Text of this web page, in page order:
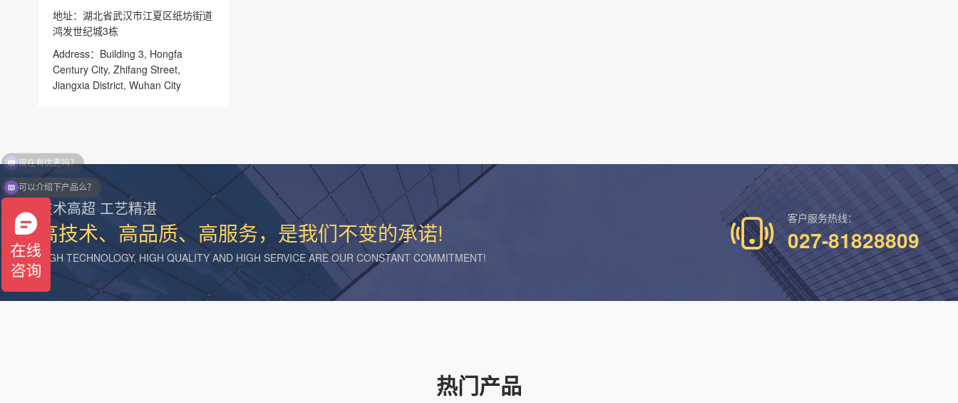
地址：湖北省武汉市江夏区纸坊街道
鸿发世纪城3栋
Address：Building 3, Hongfa
Century City, Zhifang Street,
Jiangxia District, Wuhan City
技术高超 工艺精湛
高技术、高品质、高服务，是我们不变的承诺!
HIGH TECHNOLOGY, HIGH QUALITY AND HIGH SERVICE ARE OUR CONSTANT COMMITMENT!
客户服务热线：
027-81828809
热门产品
可以介绍下产品么？